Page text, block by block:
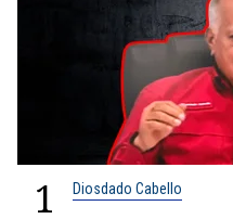
1 Diosdado Cabello